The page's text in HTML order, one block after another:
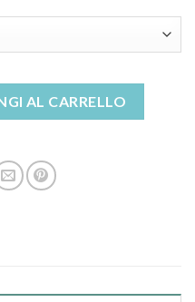
AL CARRELLO